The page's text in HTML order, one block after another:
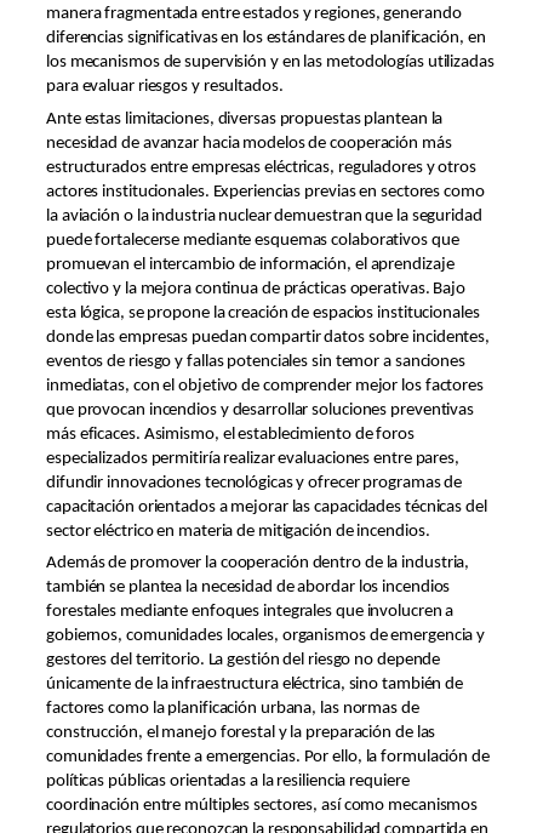
manera fragmentada entre estados y regiones, generando
diferencias significativas en los estándares de planificación, en
los mecanismos de supervisión y en las metodologías utilizadas
para evaluar riesgos y resultados.
Ante estas limitaciones, diversas propuestas plantean la
necesidad de avanzar hacia modelos de cooperación más
estructurados entre empresas eléctricas, reguladores y otros
actores institucionales. Experiencias previas en sectores como
la aviación o la industria nuclear demuestran que la seguridad
puede fortalecerse mediante esquemas colaborativos que
promuevan el intercambio de información, el aprendizaje
colectivo y la mejora continua de prácticas operativas. Bajo
esta lógica, se propone la creación de espacios institucionales
donde las empresas puedan compartir datos sobre incidentes,
eventos de riesgo y fallas potenciales sin temor a sanciones
inmediatas, con el objetivo de comprender mejor los factores
que provocan incendios y desarrollar soluciones preventivas
más eficaces. Asimismo, el establecimiento de foros
especializados permitiría realizar evaluaciones entre pares,
difundir innovaciones tecnológicas y ofrecer programas de
capacitación orientados a mejorar las capacidades técnicas del
sector eléctrico en materia de mitigación de incendios.
Además de promover la cooperación dentro de la industria,
también se plantea la necesidad de abordar los incendios
forestales mediante enfoques integrales que involucren a
gobiernos, comunidades locales, organismos de emergencia y
gestores del territorio. La gestión del riesgo no depende
únicamente de la infraestructura eléctrica, sino también de
factores como la planificación urbana, las normas de
construcción, el manejo forestal y la preparación de las
comunidades frente a emergencias. Por ello, la formulación de
políticas públicas orientadas a la resiliencia requiere
coordinación entre múltiples sectores, así como mecanismos